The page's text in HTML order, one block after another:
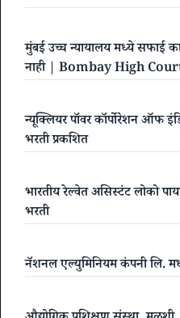
मुंबई उच्च न्यायालय मध्ये सफाई
नाही | Bombay High
न्यूक्लियर पॉवर कॉर्पोरेशन ऑफ
भरती प्रकशित
भारतीय रेल्वेत असिस्टंट लोको
भरती
नॅशनल एल्युमिनियम कंपनी लि.